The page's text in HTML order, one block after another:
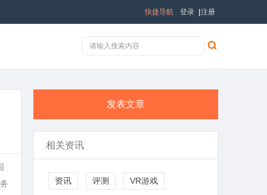
登录 注册
快捷导航
发表文章
相关资讯
资讯 评测 VR游戏